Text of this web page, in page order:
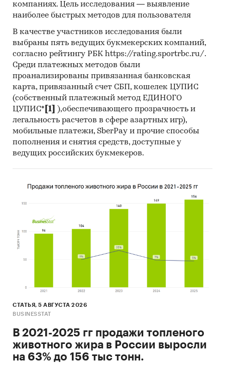
Бельевой трикотаж
Также в отчете приведены подробные
детализации по производству, импорту,
экспорту и ценам трикотажных изделий
согласно номенклатуре ОКВЭД и ТНВЭД.
В разрезе номенклатуры в отчете содержится
информация по жилетам, блейзерам, платьям,
юбкам, свитерам, кардиганам, жилетам,
перчаткам, рукавицам, пальто, полупальто,
накидкам. плащам, курткам, ветровкам,
пиджакам, брюкам, жакетам, шалям, шарфам и
прочим видам трикотажных изделий.
В отчете отдельно представлены данные по
крупнейшим производителям
трикотажных изделий:
Волжская текстильная компания,
Ишимбайская фабрика трикотажных изделий,
Комацо, Рузтекс, Орская мануфактура,
Рославльская трикотажная фабрика «Апрель»,
фабрика «Тривел» и др.
При подготовке отчета использована
официальная статистика:
Федеральная служба государственной
статистики РФ
компаниях. Цель исследования — выявление
наиболее быстрых методов для пользователя
В качестве участников исследования были
выбраны пять ведущих букмекерских компаний,
согласно рейтингу РБК https://rating.sportrbc.ru/.
Среди платежных методов были
проанализированы привязанная банковская
карта, привязанный счет СБП, кошелек ЦУПИС
(собственный платежный метод ЕДИНОГО
ЦУПИС* [1]
),обеспечивающего прозрачность и
легальность расчетов в сфере азартных игр),
мобильные платежи, SberPay и прочие способы
пополнения и снятия средств, доступные у
ведущих российских букмекеров.
СТАТЬЯ, 5 АВГУСТА 2026
BUSINESSTAT
В 2021-2025 гг продажи топленого
животного жира в России выросли
на 63% до 156 тыс тонн.